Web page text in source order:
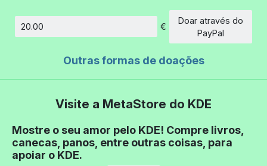
Montante
€
Doar através do
PayPal
Outras formas de doações
Visite a MetaStore do KDE
Mostre o seu amor pelo KDE! Compre livros,
canecas, panos, entre outras coisas, para
apoiar o KDE.